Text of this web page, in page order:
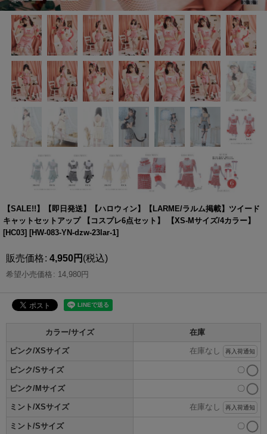
【SALE!!】【即日発送】【ハロウィン】【LARME/ラルム掲載】ツイード
キャットセットアップ 【コスプレ6点セット】 【XS-Mサイズ/4カラー】
[HC03] [HW-083-YN-dzw-23lar-1]
販売価格: 4,950円 (税込)
希望小売価格 : 14,980円
カラー/サイズ 在庫
ピンク/XSサイズ 在庫なし 再入荷通知
ピンク/Sサイズ 〇
ピンク/Mサイズ 〇
ミント/XSサイズ 在庫なし 再入荷通知
ミント/Sサイズ 〇